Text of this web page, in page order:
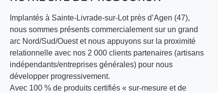
Implantés à Sainte-Livrade-sur-Lot près d’Agen (47),
nous sommes présents commercialement sur un grand
arc Nord/Sud/Ouest et nous appuyons sur la proximité
relationnelle avec nos 2 000 clients partenaires (artisans
indépendants/entreprises générales) pour nous
développer progressivement.
Avec 100 % de produits certifiés « sur-mesure et de